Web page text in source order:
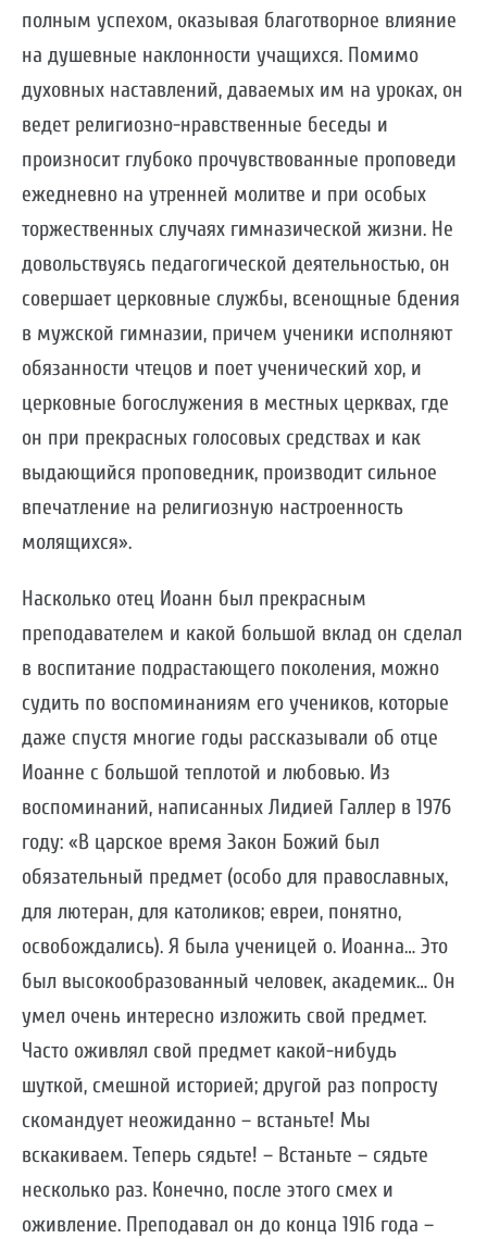
полным успехом, оказывая благотворное влияние
на душевные наклонности учащихся. Помимо
духовных наставлений, даваемых им на уроках, он
ведет религиозно-нравственные беседы и
произносит глубоко прочувствованные проповеди
ежедневно на утренней молитве и при особых
торжественных случаях гимназической жизни. Не
довольствуясь педагогической деятельностью, он
совершает церковные службы, всенощные бдения
в мужской гимназии, причем ученики исполняют
обязанности чтецов и поет ученический хор, и
церковные богослужения в местных церквах, где
он при прекрасных голосовых средствах и как
выдающийся проповедник, производит сильное
впечатление на религиозную настроенность
молящихся».
Насколько отец Иоанн был прекрасным
преподавателем и какой большой вклад он сделал
в воспитание подрастающего поколения, можно
судить по воспоминаниям его учеников, которые
даже спустя многие годы рассказывали об отце
Иоанне с большой теплотой и любовью. Из
воспоминаний, написанных Лидией Галлер в 1976
году: «В царское время Закон Божий был
обязательный предмет (особо для православных,
для лютеран, для католиков; евреи, понятно,
освобождались). Я была ученицей о. Иоанна… Это
был высокообразованный человек, академик… Он
умел очень интересно изложить свой предмет.
Часто оживлял свой предмет какой-нибудь
шуткой, смешной историей; другой раз попросту
скомандует неожиданно – встаньте! Мы
вскакиваем. Теперь сядьте! – Встаньте – сядьте
несколько раз. Конечно, после этого смех и
оживление. Преподавал он до конца 1916 года –